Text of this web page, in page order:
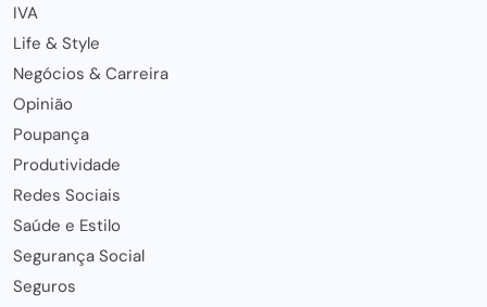
IVA
Life & Style
Negócios & Carreira
Opinião
Poupança
Produtividade
Redes Sociais
Saúde e Estilo
Segurança Social
Seguros